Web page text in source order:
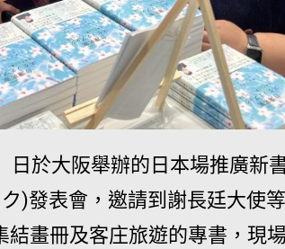
日於大阪舉辦的日本場推廣新
)發表會，邀請到謝長廷大使
畫冊及客庄旅遊的專書，現